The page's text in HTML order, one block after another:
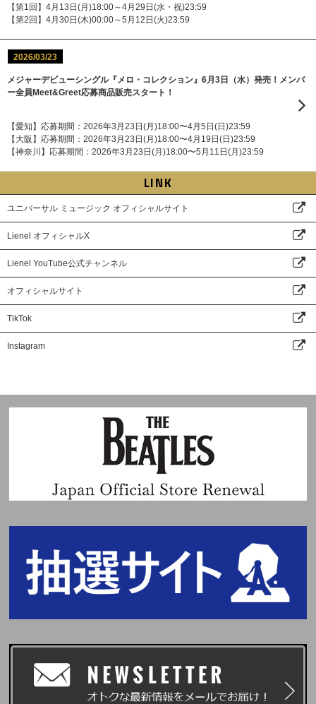
【第1回】4月13日(月)18:00～4月29日(水・祝)23:59
【第2回】4月30日(木)00:00～5月12日(火)23:59
2026/03/23
メジャーデビューシングル『メロ・コレクション』6月3日（水）発売！メンバ
ー全員Meet&Greet応募商品販売スタート！
【愛知】応募期間：2026年3月23日(月)18:00〜4月5日(日)23:59
【大阪】応募期間：2026年3月23日(月)18:00〜4月19日(日)23:59
【神奈川】応募期間：2026年3月23日(月)18:00〜5月11日(月)23:59
LINK
ユニバーサル ミュージック オフィシャルサイト
Lienel オフィシャルX
Lienel YouTube公式チャンネル
オフィシャルサイト
TikTok
Instagram